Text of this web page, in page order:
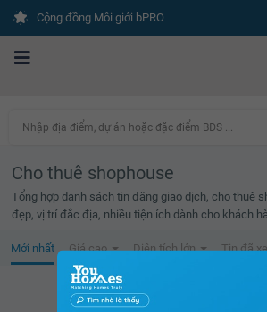
Cộng đồng Môi giới bPRO
Nhập địa điểm, dự án hoặc đặc điểm BĐS ...
Cho thuê shophouse
Tổng hợp danh sách tin đăng giao dịch, cho thuê
đẹp, vị trí đắc địa, nhiều tiện ích dành cho khách
Mới nhất Giá cao Diện tích lớn Tin đã
Không tìm thấy tin bất động sản